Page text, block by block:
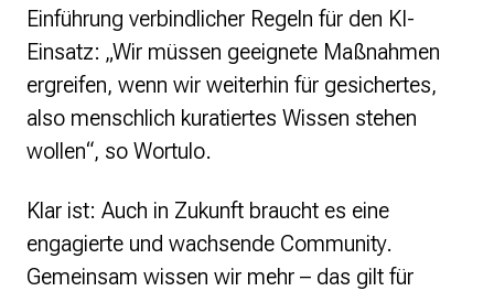
Einführung verbindlicher Regeln für den KI-
Einsatz: „Wir müssen geeignete Maßnahmen
ergreifen, wenn wir weiterhin für gesichertes,
also menschlich kuratiertes Wissen stehen
wollen“, so Wortulo.
Klar ist: Auch in Zukunft braucht es eine
engagierte und wachsende Community.
Gemeinsam wissen wir mehr – das gilt für